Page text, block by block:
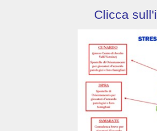
Clicca